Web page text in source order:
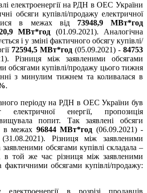
електроенергії на РДН в ОЕС України
обсяги купівлі/продажу електричної
в межах від73948,9 МВт*год
МВт*год (01.09.2021). Аналогічна
і у зміні фактичного обсягу купівлі/
72594,5 МВт*год (05.09.2021) - 84753
Різниця між заявленими обсягами
обсягами купівлі/продажу цього тижня
з минулим тижнем та коливалася в
.
періоду на РДН в ОЕС України був
електричної енергії, пропозиція
попит. Так заявлені обсяги
в межах 96844 МВт*год (06.09.2021) -
Різниця між заявленими
обсягами купівлі складала –
в той же час різниця між заявленими
фактичними обсягами купівлі/продажу: